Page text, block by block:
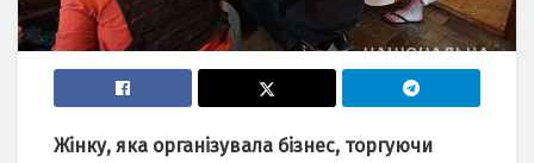
Жінку, яка організувала бізнес, торгуючи